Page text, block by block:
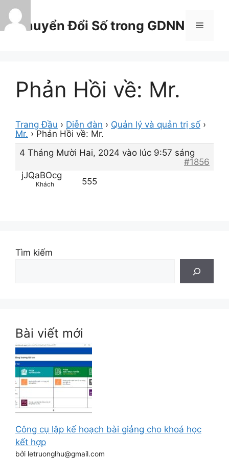
Chuyển
đến
nội
Chuyển Đổi Số trong GDNN Menu
Phản Hồi về: Mr.
Trang Đầu › Diễn đàn › Quản lý và quản trị số ›
Mr. › Phản Hồi về: Mr.
4 Tháng Mười Hai, 2024 vào lúc 9:57 sáng
#1856
jJQaBOcg
Khách 555
Tìm kiếm
Bài viết mới
Công cụ lập kế hoạch bài giảng cho khoá học
kết hợp
bởi letruonglhu@gmail.com